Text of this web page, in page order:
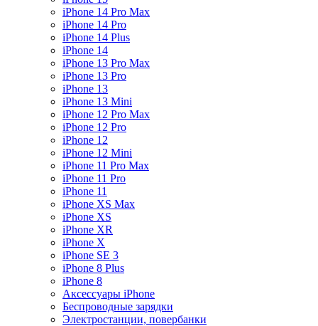
iPhone 14 Pro Max
iPhone 14 Pro
iPhone 14 Plus
iPhone 14
iPhone 13 Pro Max
iPhone 13 Pro
iPhone 13
iPhone 13 Mini
iPhone 12 Pro Max
iPhone 12 Pro
iPhone 12
iPhone 12 Mini
iPhone 11 Pro Max
iPhone 11 Pro
iPhone 11
iPhone XS Max
iPhone XS
iPhone XR
iPhone X
iPhone SE 3
iPhone 8 Plus
iPhone 8
Аксессуары iPhone
Беспроводные зарядки
Электростанции, повербанки